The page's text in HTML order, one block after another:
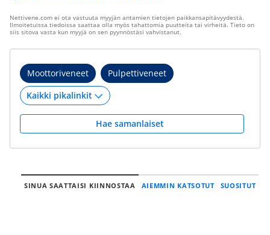
Nettivene.com ei ota vastuuta myyjän antamien tietojen paikkansapitävyydestä.
Ilmoitetuissa tiedoissa saattaa olla myös tahattomia puutteita tai virheitä. Tieto on
siis sitova vasta kun myyjä on sen pyynnöstäsi vahvistanut.
Moottoriveneet Pulpettiveneet
Hae samanlaiset
SINUA SAATTAISI KIINNOSTAA AIEMMIN KATSOTUT SUOSITUT